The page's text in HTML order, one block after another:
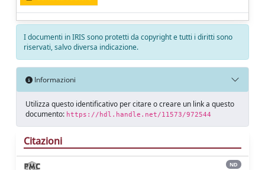
I documenti in IRIS sono protetti da copyright e tutti i diritti sono
riservati, salvo diversa indicazione.
Informazioni
Utilizza questo identificativo per citare o creare un link a questo
documento: https://hdl.handle.net/11573/972544
Citazioni
ND